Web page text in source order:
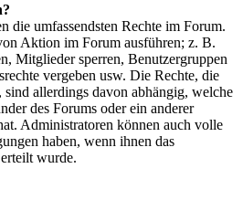
die umfassendsten Rechte im Forum.
Aktion im Forum ausführen; z. B.
Mitglieder sperren, Benutzergruppen
vergeben usw. Die Rechte, die
allerdings davon abhängig, welche
des Forums oder ein anderer
Administratoren können auch volle
haben, wenn ihnen das
wurde.